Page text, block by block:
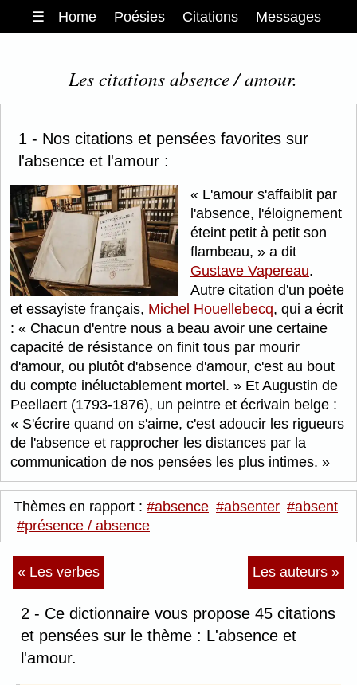
☰ Home Poésies Citations Messages
Les citations absence / amour.
1 - Nos citations et pensées favorites sur
l'absence et l'amour :
L'amour s'affaiblit par
l'absence, l'éloignement
éteint petit à petit son
flambeau,
a dit
Gustave Vapereau.
Autre citation d'un poète
et essayiste français, Michel Houellebecq, qui a écrit
:
Chacun d'entre nous a beau avoir une certaine
capacité de résistance on finit tous par mourir
d'amour, ou plutôt d'absence d'amour, c'est au bout
du compte inéluctablement mortel.
Et Augustin de
Peellaert (1793-1876), un peintre et écrivain belge :
S'écrire quand on s'aime, c'est adoucir les rigueurs
de l'absence et rapprocher les distances par la
communication de nos pensées les plus intimes.
Thèmes en rapport : #absence #absenter #absent
#présence / absence
« Les verbes Les auteurs »
2 - Ce dictionnaire vous propose 45 citations
et pensées sur le thème : L'absence et
l'amour.